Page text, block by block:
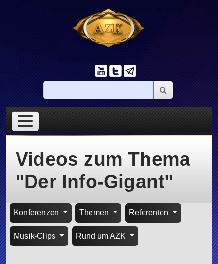
Videos zum Thema
"Der Info-Gigant"
Konferenzen Themen Referenten
Musik-Clips Rund um AZK